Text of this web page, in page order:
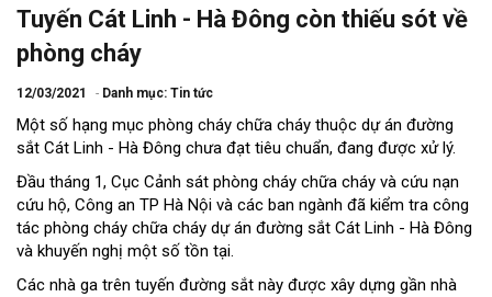
Tuyến Cát Linh - Hà Đông còn thiếu sót về
phòng cháy
12/03/2021 Danh mục: Tin tức
Một số hạng mục phòng cháy chữa cháy thuộc dự án đường
sắt Cát Linh - Hà Đông chưa đạt tiêu chuẩn, đang được xử lý.
Đầu tháng 1, Cục Cảnh sát phòng cháy chữa cháy và cứu nạn
cứu hộ, Công an TP Hà Nội và các ban ngành đã kiểm tra công
tác phòng cháy chữa cháy dự án đường sắt Cát Linh - Hà Đông
và khuyến nghị một số tồn tại.
Các nhà ga trên tuyến đường sắt này được xây dựng gần nhà